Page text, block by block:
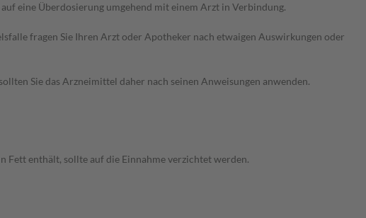
eine Überdosierung umgehend mit einem Arzt in Verbindung.
fragen Sie Ihren Arzt oder Apotheker nach etwaigen Auswirkungen oder
Sie das Arzneimittel daher nach seinen Anweisungen anwenden.
Fett enthält, sollte auf die Einnahme verzichtet werden.